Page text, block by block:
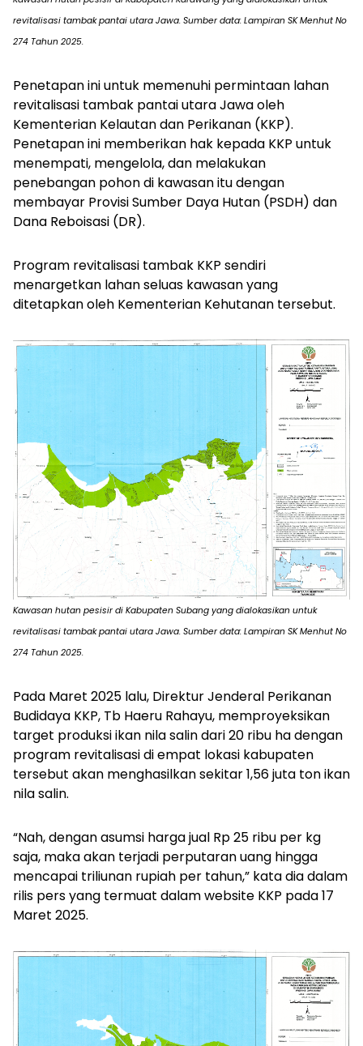
revitalisasi tambak pantai utara Jawa. Sumber data: Lampiran SK Menhut No
274 Tahun 2025.
Penetapan ini untuk memenuhi permintaan lahan
revitalisasi tambak pantai utara Jawa oleh
Kementerian Kelautan dan Perikanan (KKP).
Penetapan ini memberikan hak kepada KKP untuk
menempati, mengelola, dan melakukan
penebangan pohon di kawasan itu dengan
membayar Provisi Sumber Daya Hutan (PSDH) dan
Dana Reboisasi (DR).
Program revitalisasi tambak KKP sendiri
menargetkan lahan seluas kawasan yang
ditetapkan oleh Kementerian Kehutanan tersebut.
Kawasan hutan pesisir di Kabupaten Subang yang dialokasikan untuk
revitalisasi tambak pantai utara Jawa. Sumber data: Lampiran SK Menhut No
274 Tahun 2025.
Pada Maret 2025 lalu, Direktur Jenderal Perikanan
Budidaya KKP, Tb Haeru Rahayu, memproyeksikan
target produksi ikan nila salin dari 20 ribu ha dengan
program revitalisasi di empat lokasi kabupaten
tersebut akan menghasilkan sekitar 1,56 juta ton ikan
nila salin.
“Nah, dengan asumsi harga jual Rp 25 ribu per kg
saja, maka akan terjadi perputaran uang hingga
mencapai triliunan rupiah per tahun,” kata dia dalam
rilis pers yang termuat dalam website KKP pada 17
Maret 2025.